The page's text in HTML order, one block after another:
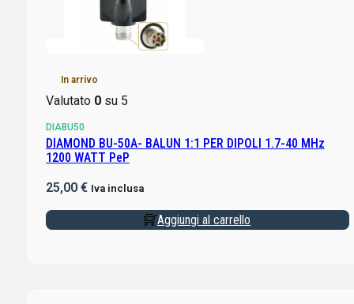
In arrivo
Valutato 0su 5
DIABU50
DIAMOND BU-50A- BALUN 1:1 PER DIPOLI 1.7-40 MHz
1200 WATT PeP
25,00 € Iva inclusa
Aggiungi al carrello